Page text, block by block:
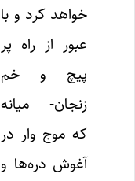
خواهد کرد و با
عبور از راه پر
پیچ و خم
زنجان- میانه
که موج وار در
آغوش دره‌ها و